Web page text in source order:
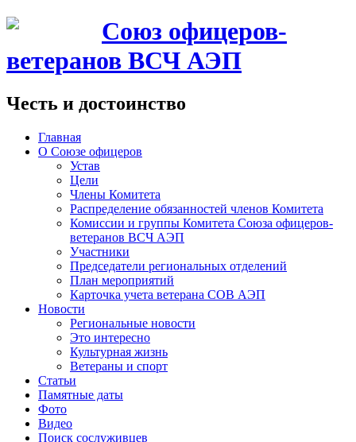
Союз офицеров-
ветеранов ВСЧ АЭП
Честь и достоинство
Главная
О Союзе офицеров
Устав
Цели
Члены Комитета
Распределение обязанностей членов Комитета
Комиссии и группы Комитета Союза офицеров-
ветеранов ВСЧ АЭП
Участники
Председатели региональных отделений
План мероприятий
Карточка учета ветерана CОВ АЭП
Новости
Региональные новости
Это интересно
Культурная жизнь
Ветераны и спорт
Статьи
Памятные даты
Фото
Видео
Поиск сослуживцев